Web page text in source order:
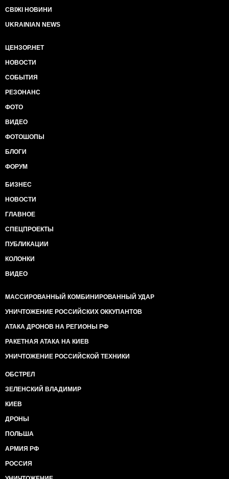
СВІЖІ НОВИНИ
UKRAINIAN NEWS
ЦЕНЗОР.НЕТ
НОВОСТИ
СОБЫТИЯ
РЕЗОНАНС
ФОТО
ВИДЕО
ФОТОШОПЫ
БЛОГИ
ФОРУМ
БИЗНЕС
НОВОСТИ
ГЛАВНОЕ
СПЕЦПРОЕКТЫ
ПУБЛИКАЦИИ
КОЛОНКИ
ВИДЕО
МАССИРОВАННЫЙ КОМБИНИРОВАННЫЙ УДАР
УНИЧТОЖЕНИЕ РОССИЙСКИХ ОККУПАНТОВ
АТАКА ДРОНОВ НА РЕГИОНЫ РФ
РАКЕТНАЯ АТАКА НА КИЕВ
УНИЧТОЖЕНИЕ РОССИЙСКОЙ ТЕХНИКИ
ОБСТРЕЛ
ЗЕЛЕНСКИЙ ВЛАДИМИР
КИЕВ
ДРОНЫ
ПОЛЬША
АРМИЯ РФ
РОССИЯ